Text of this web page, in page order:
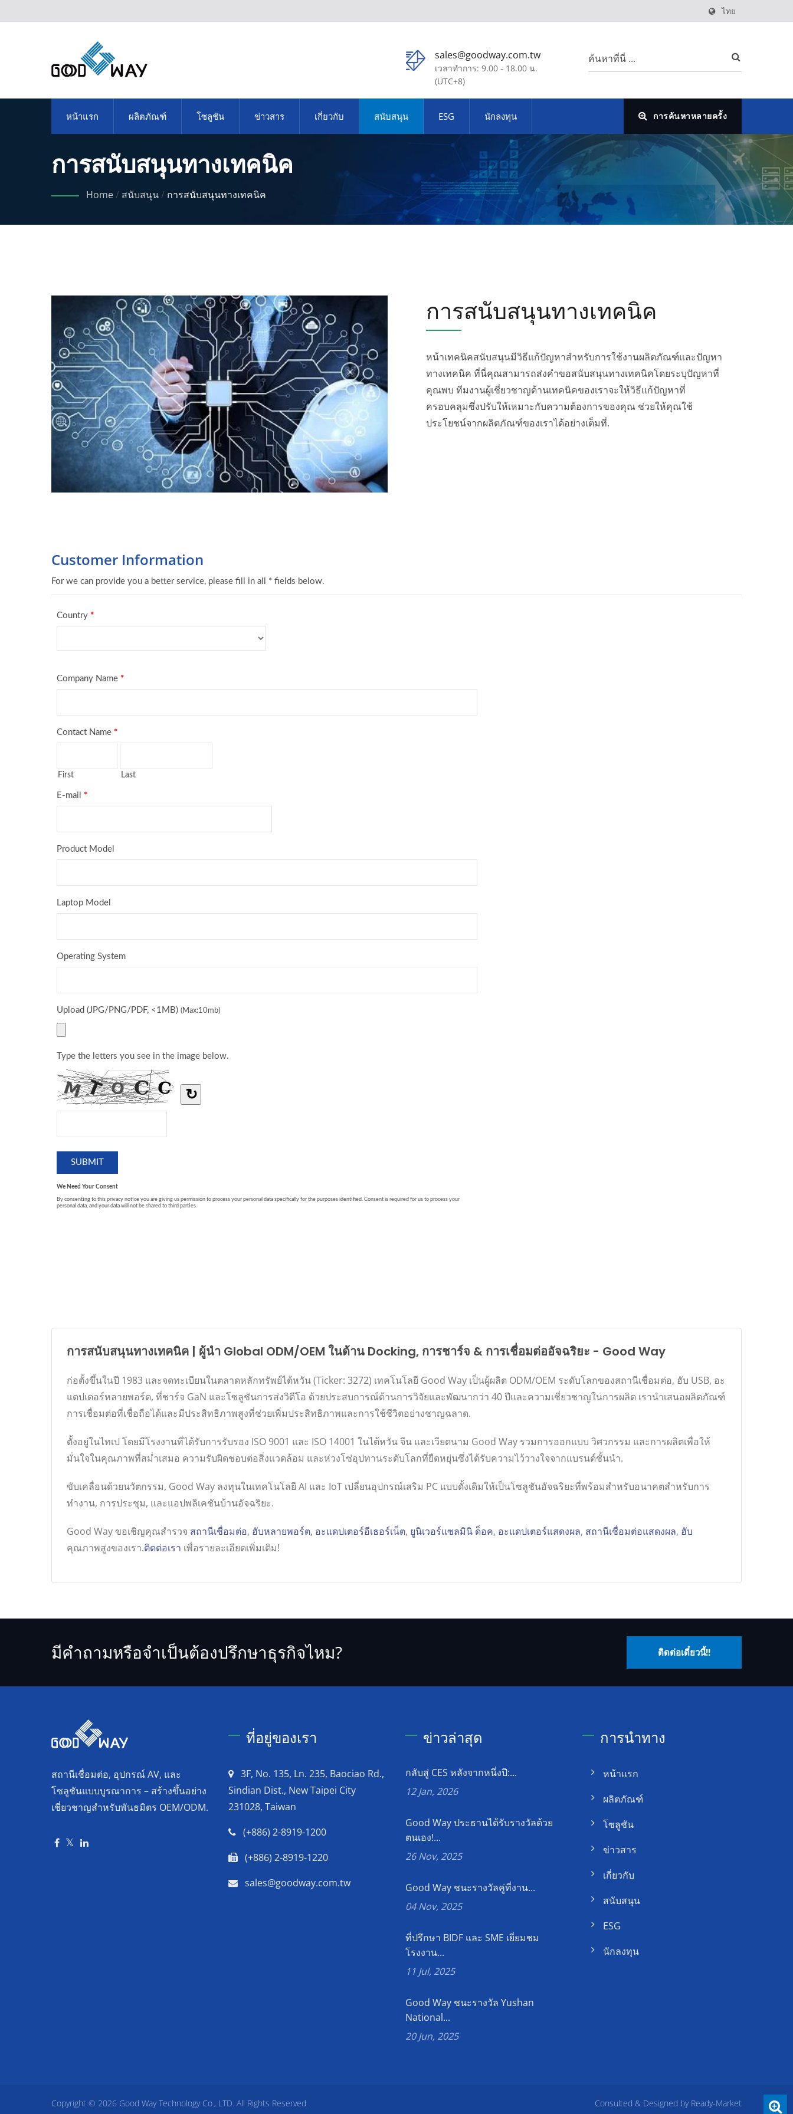
ไทย
sales@goodway.com.tw
เวลาทำการ: 9.00 - 18.00 น.
(UTC+8)
หน้าแรก ผลิตภัณฑ์ โซลูชัน ข่าวสาร เกี่ยวกับ สนับสนุน ESG นักลงทุน การค้นหาหลายครั้ง
การสนับสนุนทางเทคนิค
Home/ สนับสนุน/ การสนับสนุนทางเทคนิค
การสนับสนุนทางเทคนิค
หน้าเทคนิคสนับสนุนมีวิธีแก้ปัญหาสำหรับการใช้งานผลิตภัณฑ์และปัญหา
ทางเทคนิค ที่นี่คุณสามารถส่งคำขอสนับสนุนทางเทคนิคโดยระบุปัญหาที่
คุณพบ ทีมงานผู้เชี่ยวชาญด้านเทคนิคของเราจะให้วิธีแก้ปัญหาที่
ครอบคลุมซึ่งปรับให้เหมาะกับความต้องการของคุณ ช่วยให้คุณใช้
ประโยชน์จากผลิตภัณฑ์ของเราได้อย่างเต็มที่.
การสนับสนุนทางเทคนิค | ผู้นำ Global ODM/OEM ในด้าน Docking, การชาร์จ & การเชื่อมต่ออัจฉริยะ - Good Way
ก่อตั้งขึ้นในปี 1983 และจดทะเบียนในตลาดหลักทรัพย์ไต้หวัน (Ticker: 3272) เทคโนโลยี Good Way เป็นผู้ผลิต ODM/OEM ระดับโลกของสถานีเชื่อมต่อ, ฮับ USB, อะ
แดปเตอร์หลายพอร์ต, ที่ชาร์จ GaN และโซลูชันการส่งวิดีโอ ด้วยประสบการณ์ด้านการวิจัยและพัฒนากว่า 40 ปีและความเชี่ยวชาญในการผลิต เรานำเสนอผลิตภัณฑ์
การเชื่อมต่อที่เชื่อถือได้และมีประสิทธิภาพสูงที่ช่วยเพิ่มประสิทธิภาพและการใช้ชีวิตอย่างชาญฉลาด.
ตั้งอยู่ในไทเป โดยมีโรงงานที่ได้รับการรับรอง ISO 9001 และ ISO 14001 ในไต้หวัน จีน และเวียดนาม Good Way รวมการออกแบบ วิศวกรรม และการผลิตเพื่อให้
มั่นใจในคุณภาพที่สม่ำเสมอ ความรับผิดชอบต่อสิ่งแวดล้อม และห่วงโซ่อุปทานระดับโลกที่ยืดหยุ่นซึ่งได้รับความไว้วางใจจากแบรนด์ชั้นนำ.
ขับเคลื่อนด้วยนวัตกรรม, Good Way ลงทุนในเทคโนโลยี AI และ IoT เปลี่ยนอุปกรณ์เสริม PC แบบดั้งเดิมให้เป็นโซลูชันอัจฉริยะที่พร้อมสำหรับอนาคตสำหรับการ
ทำงาน, การประชุม, และแอปพลิเคชันบ้านอัจฉริยะ.
Good Way ขอเชิญคุณสำรวจ สถานีเชื่อมต่อ, ฮับหลายพอร์ต, อะแดปเตอร์อีเธอร์เน็ต, ยูนิเวอร์แซลมินิ ด็อค, อะแดปเตอร์แสดงผล, สถานีเชื่อมต่อแสดงผล, ฮับ
คุณภาพสูงของเรา.ติดต่อเรา เพื่อรายละเอียดเพิ่มเติม!
มีคำถามหรือจำเป็นต้องปรึกษาธุรกิจไหม? ติดต่อเดี๋ยวนี้!!
สถานีเชื่อมต่อ, อุปกรณ์ AV, และ
โซลูชันแบบบูรณาการ – สร้างขึ้นอย่าง
เชี่ยวชาญสำหรับพันธมิตร OEM/ODM.
ที่อยู่ของเรา
3F, No. 135, Ln. 235, Baociao Rd.,
Sindian Dist., New Taipei City
231028, Taiwan
(+886) 2-8919-1200
(+886) 2-8919-1220
sales@goodway.com.tw
ข่าวล่าสุด
กลับสู่ CES หลังจากหนึ่งปี:...
12 Jan, 2026
Good Way ประธานได้รับรางวัลด้วย
ตนเอง!...
26 Nov, 2025
Good Way ชนะรางวัลคู่ที่งาน...
04 Nov, 2025
ที่ปรึกษา BIDF และ SME เยี่ยมชม
โรงงาน...
11 Jul, 2025
Good Way ชนะรางวัล Yushan
National...
20 Jun, 2025
การนำทาง
หน้าแรก
ผลิตภัณฑ์
โซลูชัน
ข่าวสาร
เกี่ยวกับ
สนับสนุน
ESG
นักลงทุน
Copyright © 2026 Good Way Technology Co., LTD. All Rights Reserved. Consulted & Designed by Ready-Market